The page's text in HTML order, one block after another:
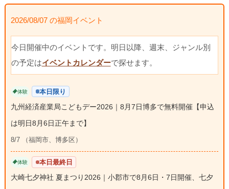
2026/08/07 の福岡イベント
今日開催中のイベントです。明日以降、週末、ジャンル別
の予定はイベントカレンダーで探せます。
体験 本日限り
九州経済産業局こどもデー2026｜8月7日博多で無料開催【申込
は明日8月6日正午まで】
8/7 （福岡市、博多区）
体験 本日最終日
大崎七夕神社 夏まつり2026｜小郡市で8月6日・7日開催、七夕